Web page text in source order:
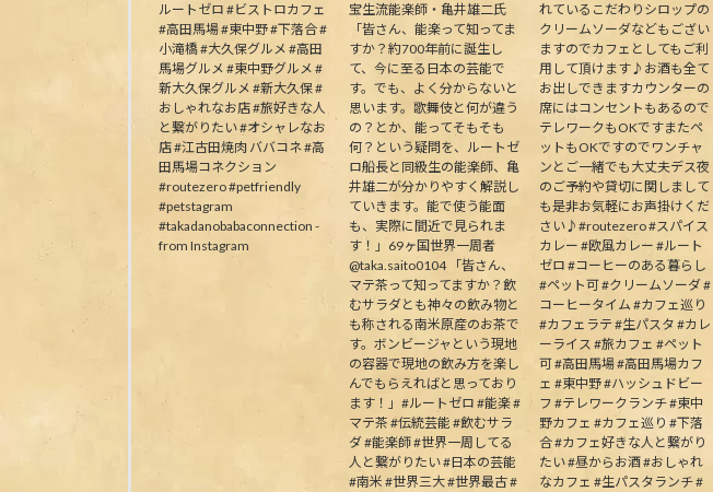
ルートゼロ #ビストロカフェ
#高田馬場 #東中野 #下落合 #
小滝橋 #大久保グルメ #高田
馬場グルメ #東中野グルメ #
新大久保グルメ #新大久保 #
おしゃれなお店 #旅好きな人
と繋がりたい #オシャレなお
店 #江古田焼肉 ババコネ #高
田馬場コネクション
#routezero #petfriendly
#petstagram
#takadanobabaconnection -
from Instagram
宝生流能楽師・亀井雄二氏
「皆さん、能楽って知ってま
すか？約700年前に誕生し
て、今に至る日本の芸能で
す。でも、よく分からないと
思います。歌舞伎と何が違う
の？とか、能ってそもそも
何？という疑問を、ルートゼ
ロ船長と同級生の能楽師、亀
井雄二が分かりやすく解説し
ていきます。能で使う能面
も、実際に間近で見られま
す！」69ヶ国世界一周者
@taka.saito0104 「皆さん、
マテ茶って知ってますか？飲
むサラダとも神々の飲み物と
も称される南米原産のお茶で
す。ボンビージャという現地
の容器で現地の飲み方を楽し
んでもらえればと思っており
ます！」#ルートゼロ #能楽 #
マテ茶 #伝統芸能 #飲むサラ
ダ #能楽師 #世界一周してる
人と繋がりたい #日本の芸能
#南米 #世界三大 #世界最古 #
れているこだわりシロップの
クリームソーダなどもござい
ますのでカフェとしてもご利
用して頂けます♪お酒も全て
お出しできますカウンターの
席にはコンセントもあるので
テレワークもOKですまたペ
ットもOKですのでワンチャ
ンとご一緒でも大丈夫デス夜
のご予約や貸切に関しまして
も是非お気軽にお声掛けくだ
さい♪#routezero #スパイス
カレー #欧風カレー #ルート
ゼロ #コーヒーのある暮らし
#ペット可 #クリームソーダ #
コーヒータイム #カフェ巡り
#カフェラテ #生パスタ #カレ
ーライス #旅カフェ #ペット
可 #高田馬場 #高田馬場カフ
ェ #東中野 #ハッシュドビー
フ #テレワークランチ #東中
野カフェ #カフェ巡り #下落
合 #カフェ好きな人と繋がり
たい #昼からお酒 #おしゃれ
なカフェ #生パスタランチ #